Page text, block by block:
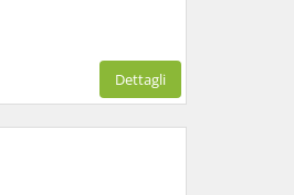
Dettagli